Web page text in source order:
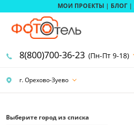
МОИ ПРОЕКТЫ | БЛОГ |
г. Орехово-Зуево
8(800)700-36-23 (Пн-Пт 9-18)
Выберите город из списка